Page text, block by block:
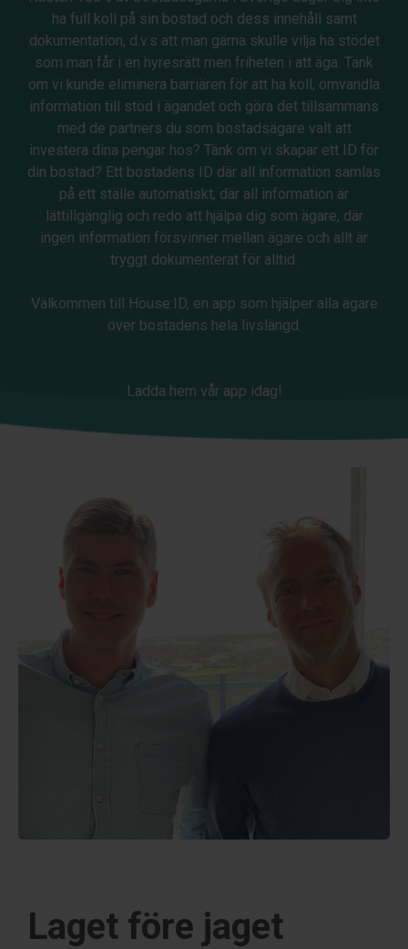
ha full koll på sin bostad och dess innehåll samt
dokumentation, d.v.s att man gärna skulle vilja ha stödet
som man får i en hyresrätt men friheten i att äga. Tänk
om vi kunde eliminera barriären för att ha koll, omvandla
information till stöd i ägandet och göra det tillsammans
med de partners du som bostadsägare valt att
investera dina pengar hos? Tänk om vi skapar ett ID för
din bostad? Ett bostadens ID där all information samlas
på ett ställe automatiskt, där all information är
lättillgänglig och redo att hjälpa dig som ägare, där
ingen information försvinner mellan ägare och allt är
tryggt dokumenterat för alltid.
Välkommen till House:ID, en app som hjälper alla ägare
över bostadens hela livslängd.
Ladda hem vår app idag!
Laget före jaget